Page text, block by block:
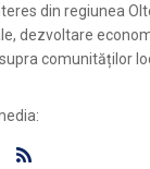
din regiunea
dezvoltare
comunităților